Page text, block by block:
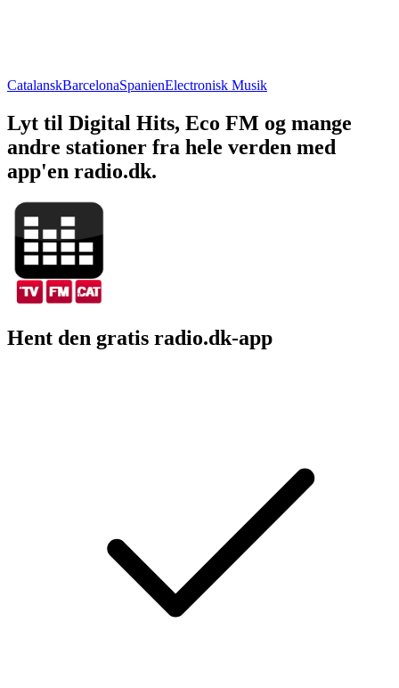
CatalanskBarcelonaSpanienElectronisk Musik
Lyt til Digital Hits, Eco FM og mange
andre stationer fra hele verden med
app'en radio.dk.
Hent den gratis radio.dk-app